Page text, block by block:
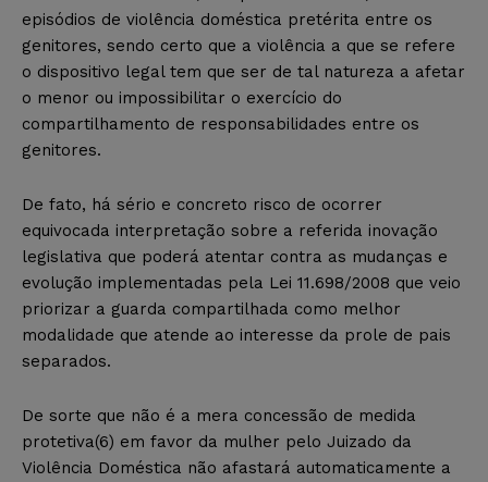
episódios de violência doméstica pretérita entre os
genitores, sendo certo que a violência a que se refere
o dispositivo legal tem que ser de tal natureza a afetar
o menor ou impossibilitar o exercício do
compartilhamento de responsabilidades entre os
genitores.
De fato, há sério e concreto risco de ocorrer
equivocada interpretação sobre a referida inovação
legislativa que poderá atentar contra as mudanças e
evolução implementadas pela Lei 11.698/2008 que veio
priorizar a guarda compartilhada como melhor
modalidade que atende ao interesse da prole de pais
separados.
De sorte que não é a mera concessão de medida
protetiva(6) em favor da mulher pelo Juizado da
Violência Doméstica não afastará automaticamente a